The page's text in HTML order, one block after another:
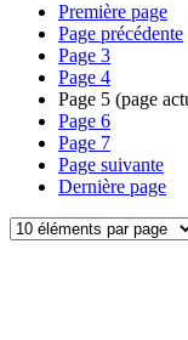
Première page
Page précédente
Page 3
Page 4
Page 5 (page
Page 6
Page 7
Page suivante
Dernière page